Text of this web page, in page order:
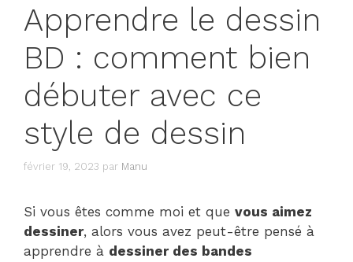
Apprendre le dessin
BD : comment bien
débuter avec ce
style de dessin
février 19, 2023 par Manu
Si vous êtes comme moi et que vous aimez
dessiner, alors vous avez peut-être pensé à
apprendre à dessiner des bandes